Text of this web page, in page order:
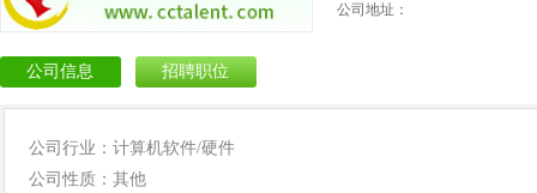
公司地址：
公司信息 招聘职位
公司行业：计算机软件/硬件
公司性质：其他